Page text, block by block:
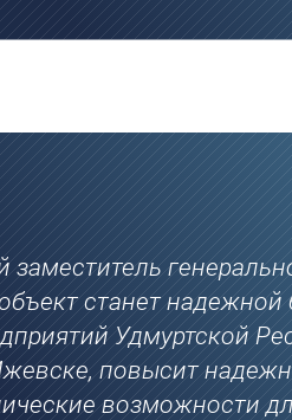
заместитель
станет
Удмуртской
повысит
возможности